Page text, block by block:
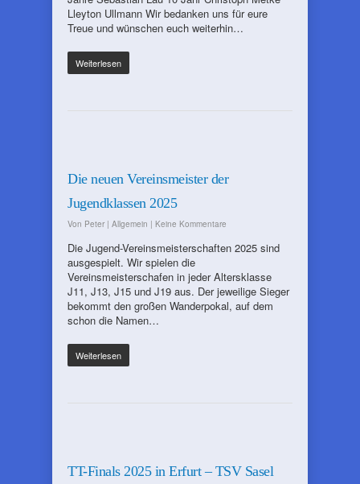
Lleyton Ullmann Wir bedanken uns für eure
Treue und wünschen euch weiterhin…
Weiterlesen
Die neuen Vereinsmeister der
Jugendklassen 2025
Von Peter | Allgemein | Keine Kommentare
Die Jugend-Vereinsmeisterschaften 2025 sind
ausgespielt. Wir spielen die
Vereinsmeisterschafen in jeder Altersklasse
J11, J13, J15 und J19 aus. Der jeweilige Sieger
bekommt den großen Wanderpokal, auf dem
schon die Namen…
Weiterlesen
TT-Finals 2025 in Erfurt – TSV Sasel